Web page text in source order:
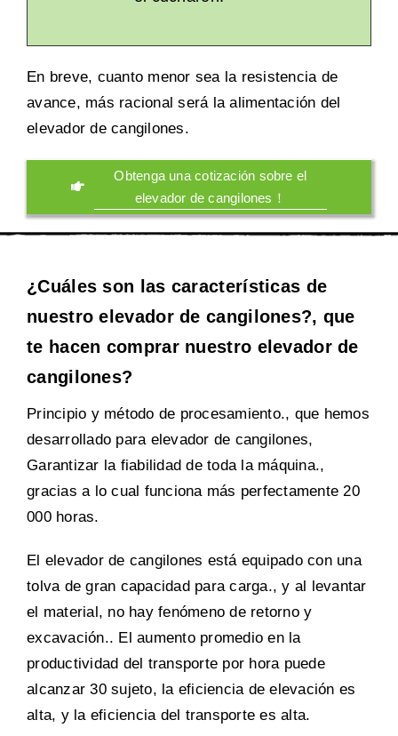
En breve, cuanto menor sea la resistencia de
avance, más racional será la alimentación del
elevador de cangilones.
Obtenga una cotización sobre el
elevador de cangilones！
¿Cuáles son las características de
nuestro elevador de cangilones?, que
te hacen comprar nuestro elevador de
cangilones?
Principio y método de procesamiento., que hemos
desarrollado para elevador de cangilones,
Garantizar la fiabilidad de toda la máquina.,
gracias a lo cual funciona más perfectamente 20
000 horas.
El elevador de cangilones está equipado con una
tolva de gran capacidad para carga., y al levantar
el material, no hay fenómeno de retorno y
excavación.. El aumento promedio en la
productividad del transporte por hora puede
alcanzar 30 sujeto, la eficiencia de elevación es
alta, y la eficiencia del transporte es alta.